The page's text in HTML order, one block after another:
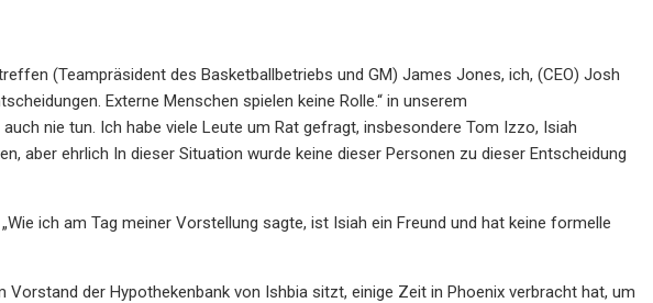
(Teampräsident des Basketballbetriebs und GM) James Jones, ich, (CEO) Josh
Externe Menschen spielen keine Rolle.“ in unserem
nie tun. Ich habe viele Leute um Rat gefragt, insbesondere Tom Izzo, Isiah
aber ehrlich In dieser Situation wurde keine dieser Personen zu dieser Entscheidung
ich am Tag meiner Vorstellung sagte, ist Isiah ein Freund und hat keine formelle
der Hypothekenbank von Ishbia sitzt, einige Zeit in Phoenix verbracht hat, um